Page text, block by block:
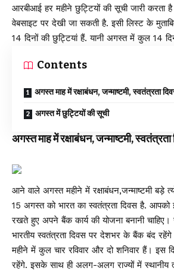
आरबीआई हर महीने छुट्टियों की सूची जारी करता
वेबसाइट पर देखी जा सकती है. इसी लिस्ट के
14 दिनों की छुट्टियां हैं. यानी अगस्त में कुल 14
Contents
अगस्त माह में रक्षाबंधन, जन्माष्टमी, स्वतंत्रता
अगस्त में छुट्टियों की सूची
अगस्त माह में रक्षाबंधन, जन्माष्टमी,
आने वाले अगस्त महीने में रक्षाबंधन,जन्माष्टमी बड़े
15 अगस्त को भारत का स्वतंत्रता दिवस है. आपको
रखते हुए अपने बैंक कार्य की योजना बनानी चाहिए।
भारतीय स्वतंत्रता दिवस पर देशभर के बैंक बंद
महीने में कुल चार रविवार और दो शनिवार हैं।
रहेंगे. इसके साथ ही अलग-अलग राज्यों में स्थानीय